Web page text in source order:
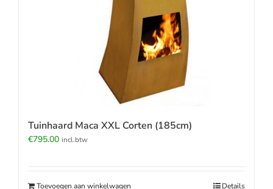
Tuinhaard Maca XXL Corten (185cm)
€795.00 incl.btw
Toevoegen aan winkelwagen Details